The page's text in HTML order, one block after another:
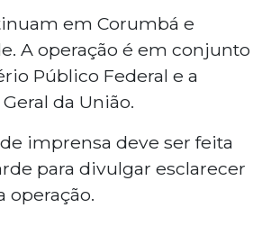
em Corumbá e
A operação é em conjunto
Público Federal e a
da União.
imprensa deve ser feita
para divulgar esclarecer
operação.